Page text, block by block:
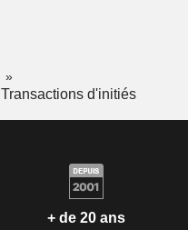
Transactions d'initiés
+ de 20 ans